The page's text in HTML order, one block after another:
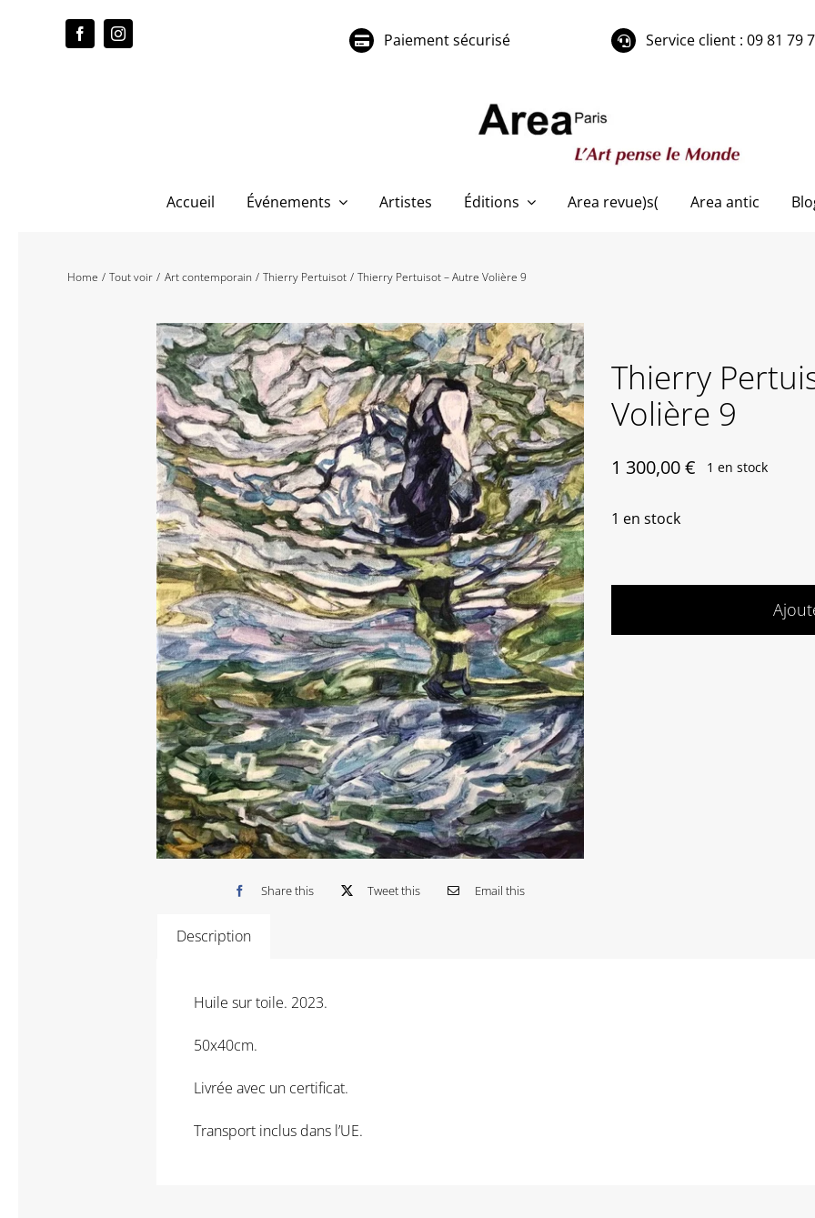
Paiement sécurisé Service client : 09 81 79
Accueil Événements Artistes Éditions Area revue)s( Area antic
Home Tout voir Art contemporain Thierry Pertuisot Thierry Pertuisot – Autre Volière 9
Share this Tweet this Email this
Thierry
Volière 9
1 300,00€ 1 en stock
1 en stock
Description
Huile sur toile. 2023.
50x40cm.
Livrée avec un certificat.
Transport inclus dans l’UE.